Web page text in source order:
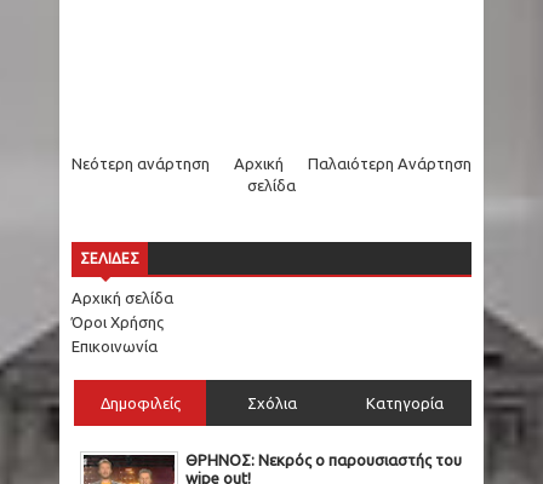
Νεότερη ανάρτηση Παλαιότερη Ανάρτηση
Αρχική
σελίδα
ΣΕΛΙΔΕΣ
Αρχική σελίδα
Όροι Χρήσης
Επικοινωνία
Δημοφιλείς Σχόλια Κατηγορία
ΘΡΗΝΟΣ: Νεκρός ο παρουσιαστής του
wipe out!